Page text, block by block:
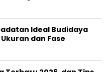
Ideal Budidaya
dan Fase